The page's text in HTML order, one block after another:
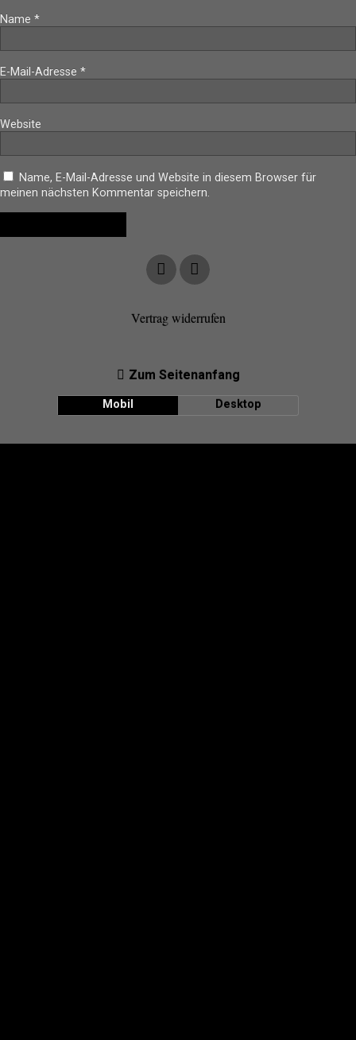
Name *
E-Mail-Adresse *
Website
Name, E-Mail-Adresse und Website in diesem Browser für
meinen nächsten Kommentar speichern.
Vertrag widerrufen
Zum Seitenanfang
Mobil Desktop